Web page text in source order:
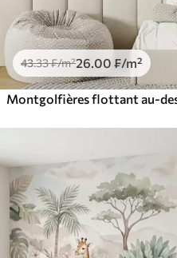
43.33₣/m²26 .00 ₣/m²